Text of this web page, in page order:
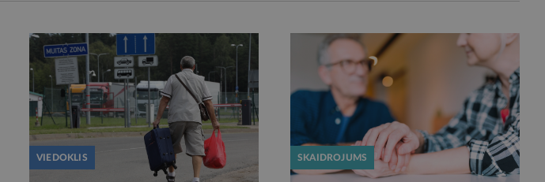
VIEDOKLIS SKAIDROJUMS